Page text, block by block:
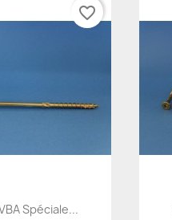
rapide
Spéciale...
favorite_border